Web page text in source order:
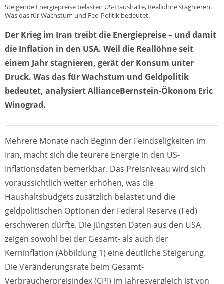
Steigende Energiepreise belasten US-Haushalte, Reallöhne stagnieren.
Was das für Wachstum und Fed-Politik bedeutet.
Der Krieg im Iran treibt die Energiepreise – und damit
die Inflation in den USA. Weil die Reallöhne seit
einem Jahr stagnieren, gerät der Konsum unter
Druck. Was das für Wachstum und Geldpolitik
bedeutet, analysiert AllianceBernstein-Ökonom Eric
Winograd.
Mehrere Monate nach Beginn der Feindseligkeiten im
Iran, macht sich die teurere Energie in den US-
Inflationsdaten bemerkbar. Das Preisniveau wird sich
voraussichtlich weiter erhöhen, was die
Haushaltsbudgets zusätzlich belastet und die
geldpolitischen Optionen der Federal Reserve (Fed)
erschweren dürfte. Die jüngsten Daten aus den USA
zeigen sowohl bei der Gesamt- als auch der
Kerninflation (Abbildung 1) eine deutliche Steigerung.
Die Veränderungsrate beim Gesamt-
Verbraucherpreisindex (CPI) im Jahresvergleich ist von